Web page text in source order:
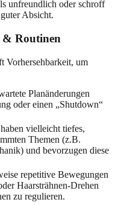
unfreundlich oder schroff
Absicht.
& Routinen
Vorhersehbarkeit, um
Planänderungen
oder einen „Shutdown“
vielleicht tiefes,
Themen (z.B.
und bevorzugen diese
repetitive Bewegungen
Haarsträhnen-Drehen
zu regulieren.